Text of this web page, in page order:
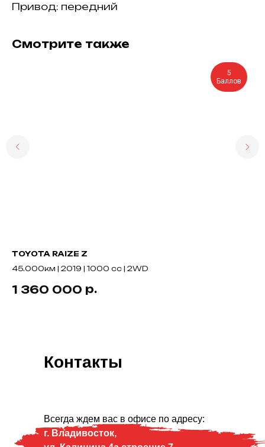
Привод: передний
Смотрите также
5
Баллов
TOYOTA RAIZE Z
45.000км | 2019 | 1000 cc | 2WD
1 360 000 р.
Контакты
Всегда ждем вас в офисе по адресу:
г. Владивосток,